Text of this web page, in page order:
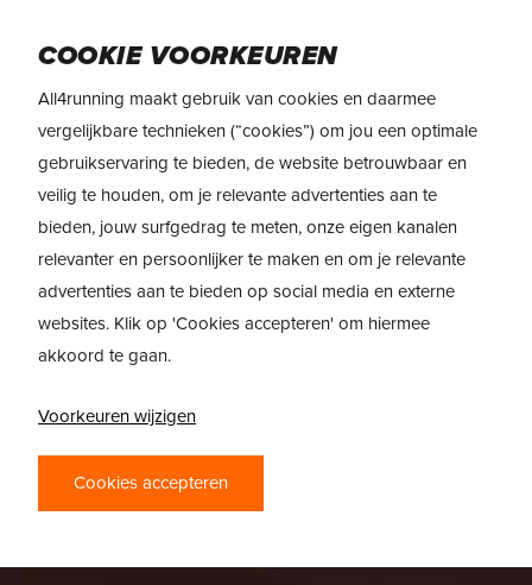
COOKIE VOORKEUREN
All4running maakt gebruik van cookies en daarmee
vergelijkbare technieken (“cookies”) om jou een optimale
gebruikservaring te bieden, de website betrouwbaar en
veilig te houden, om je relevante advertenties aan te
bieden, jouw surfgedrag te meten, onze eigen kanalen
relevanter en persoonlijker te maken en om je relevante
advertenties aan te bieden op social media en externe
websites. Klik op 'Cookies accepteren' om hiermee
akkoord te gaan.
Voorkeuren wijzigen
Cookies accepteren